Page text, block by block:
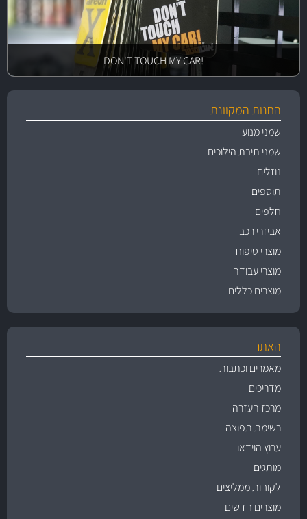
!DON'T TOUCH MY CAR
החנות המקוונת
שמני מנוע
שמני תיבת הילוכים
נוזלים
תוספים
חלפים
אביזרי רכב
מוצרי טיפוח
מוצרי עבודה
מוצרים כללים
האתר
מאמרים וכתבות
מדריכים
מרכז העזרה
רשימת תפוצה
ערוץ הוידאו
מותגים
לקוחות ממליצים
מוצרים חדשים